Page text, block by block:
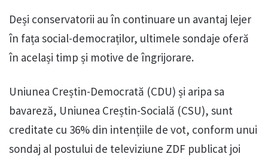
Deși conservatorii au în continuare un avantaj lejer
în fața social-democraților, ultimele sondaje oferă
în același timp și motive de îngrijorare.
Uniunea Creștin-Democrată (CDU) și aripa sa
bavareză, Uniunea Creștin-Socială (CSU), sunt
creditate cu 36% din intențiile de vot, conform unui
sondaj al postului de televiziune ZDF publicat joi